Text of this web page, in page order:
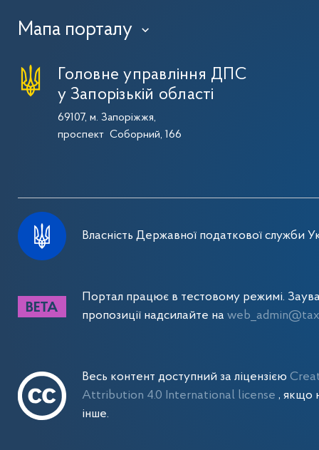
Мапа порталу ›
Головне управління ДПС
у Запорізькій області
69107, м. Запоріжжя,
проспект Соборний, 166
Власність Державної податкової служби
Портал працює в тестовому режимі.
пропозиції надсилайте на
Весь контент доступний за ліцензією
Attribution 4.0 International license , якщо
інше.